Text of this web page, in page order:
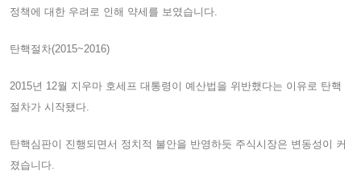
정책에 대한 우려로 인해 약세를 보였습니다.
탄핵절차(2015~2016)
2015년 12월 지우마 호세프 대통령이 예산법을 위반했다는 이유로 탄핵
절차가 시작됐다.
탄핵심판이 진행되면서 정치적 불안을 반영하듯 주식시장은 변동성이 커
졌습니다.